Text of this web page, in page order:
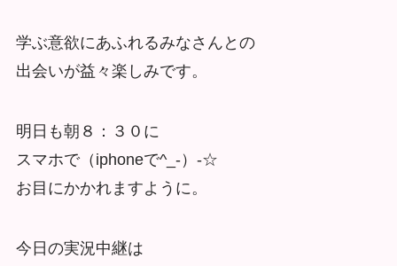
学ぶ意欲にあふれるみなさんとの
出会いが益々楽しみです。
明日も朝８：３０に
スマホで（iphoneで^_-）-☆
お目にかかれますように。
今日の実況中継は